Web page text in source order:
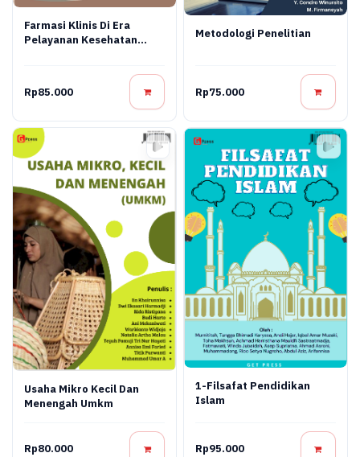
Farmasi Klinis Di Era
Pelayanan Kesehatan
Rp85.000
Metodologi Penelitian
Rp75.000
Usaha Mikro Kecil Dan
Menengah Umkm
Rp80.000
1-Filsafat Pendidikan
Islam
Rp95.000